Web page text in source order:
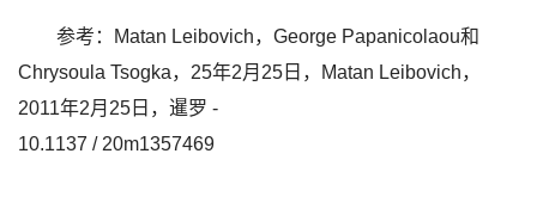
参考：Matan Leibovich，George Papanicolaou和
Chrysoula Tsogka，25年2月25日，Matan Leibovich，
2011年2月25日，暹罗 -
10.1137 / 20m1357469